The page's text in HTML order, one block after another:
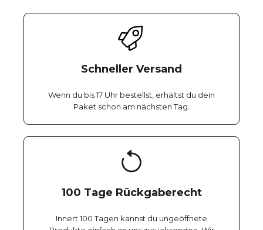
Schneller Versand
Wenn du bis 17 Uhr bestellst, erhältst du dein
Paket schon am nächsten Tag.
100 Tage Rückgaberecht
Innert 100 Tagen kannst du ungeöffnete